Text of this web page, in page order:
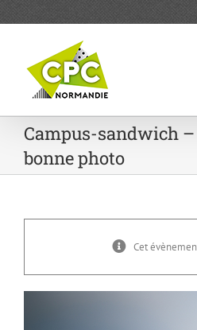
Campus-sandwich –
bonne photo
Cet